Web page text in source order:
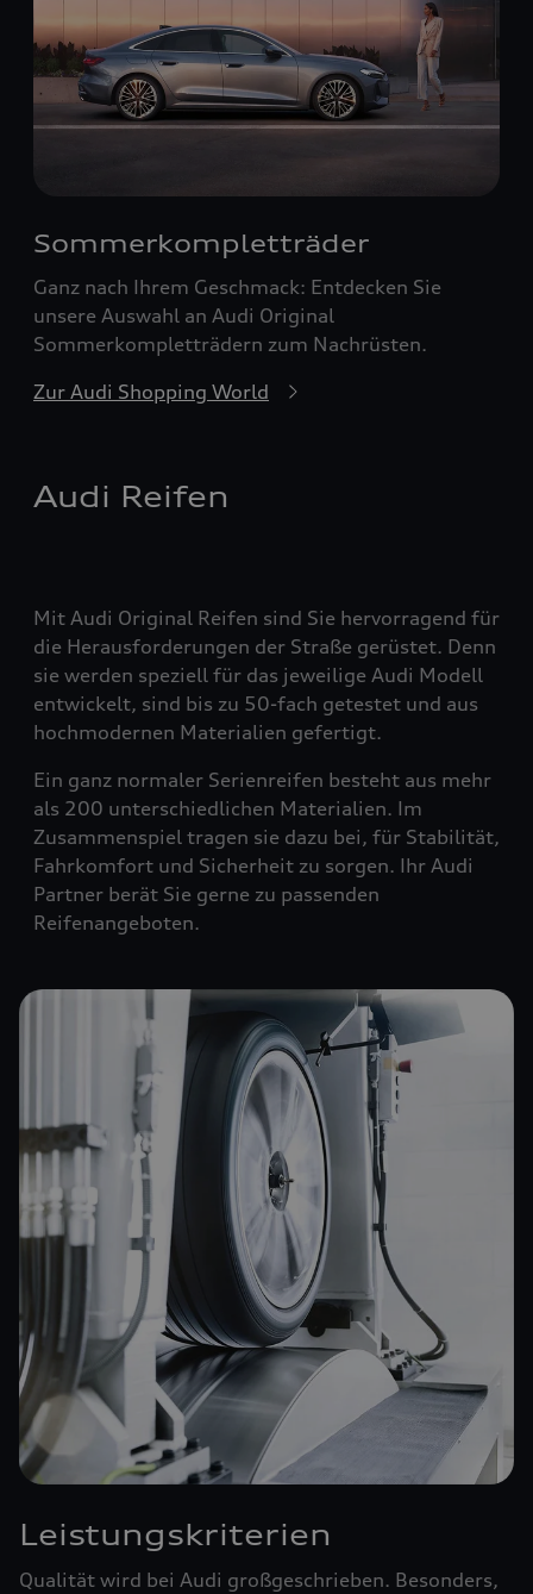
Sommerkompletträder
Ganz nach Ihrem Geschmack: Entdecken Sie
unsere Auswahl an Audi Original
Sommerkompletträdern zum Nachrüsten.
Zur Audi Shopping World
Audi Reifen
Mit Audi Original Reifen sind Sie hervorragend für
die Herausforderungen der Straße gerüstet. Denn
sie werden speziell für das jeweilige Audi Modell
entwickelt, sind bis zu 50-fach getestet und aus
hochmodernen Materialien gefertigt.
Ein ganz normaler Serienreifen besteht aus mehr
als 200 unterschiedlichen Materialien. Im
Zusammenspiel tragen sie dazu bei, für Stabilität,
Fahrkomfort und Sicherheit zu sorgen. Ihr Audi
Partner berät Sie gerne zu passenden
Reifenangeboten.
Leistungskriterien
Qualität wird bei Audi großgeschrieben. Besonders,